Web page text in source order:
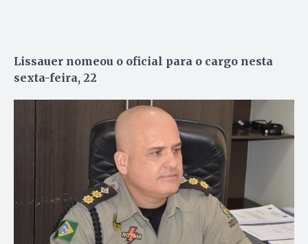
Lissauer nomeou o oficial para o cargo nesta
sexta-feira, 22